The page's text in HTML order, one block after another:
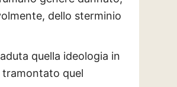
dello sterminio
quella ideologia in
tramontato quel